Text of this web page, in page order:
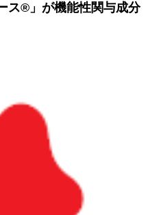
ス®」が機能性関与成分